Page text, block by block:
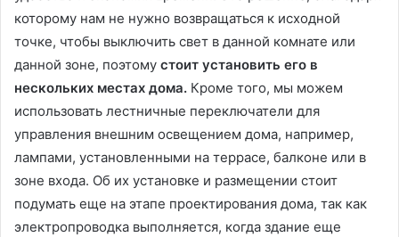
которому нам не нужно возвращаться к исходной
точке, чтобы выключить свет в данной комнате или
данной зоне, поэтому стоит установить его в
нескольких местах дома. Кроме того, мы можем
использовать лестничные переключатели для
управления внешним освещением дома, например,
лампами, установленными на террасе, балконе или в
зоне входа. Об их установке и размещении стоит
подумать еще на этапе проектирования дома, так как
электропроводка выполняется, когда здание еще